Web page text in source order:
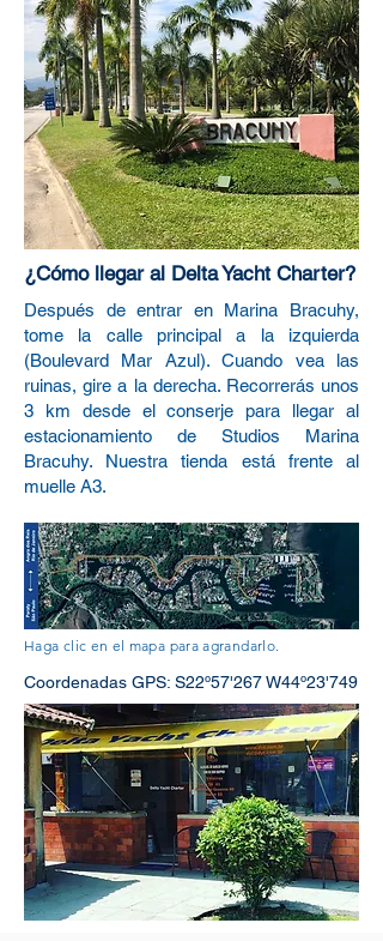
¿Cómo llegar al Delta Yacht Charter?
Después de entrar en Marina Bracuhy,
tome la calle principal a la izquierda
(Boulevard Mar Azul). Cuando vea las
ruinas, gire a la derecha. Recorrerás unos
3 km desde el conserje para llegar al
estacionamiento de Studios Marina
Bracuhy. Nuestra tienda está frente al
muelle A3.
Haga clic en el mapa para agrandarlo.
Coordenadas GPS: S22º57'267 W44º23'749